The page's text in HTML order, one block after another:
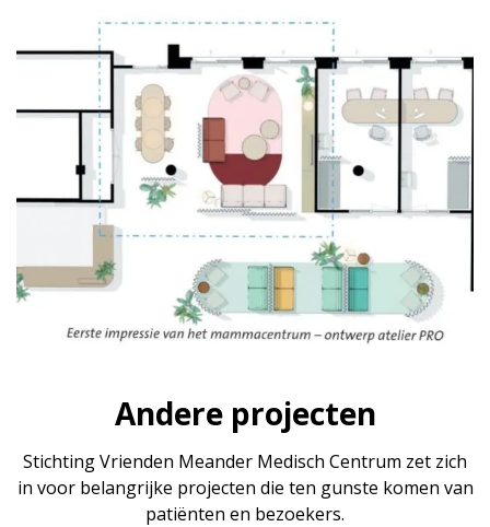
Andere projecten
Stichting Vrienden Meander Medisch Centrum zet zich
in voor belangrijke projecten die ten gunste komen van
patiënten en bezoekers.